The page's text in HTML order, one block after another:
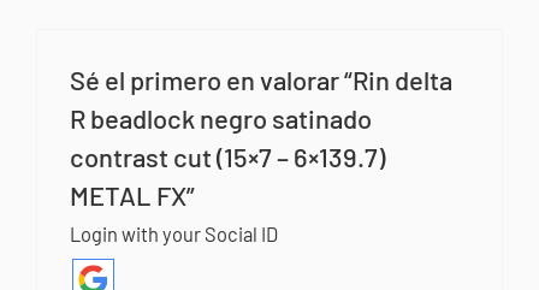
Sé el primero en valorar “Rin delta
R beadlock negro satinado
contrast cut (15×7 – 6×139.7)
METAL FX”
Login with your Social ID